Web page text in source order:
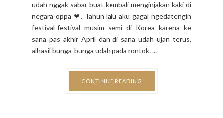
udah nggak sabar buat kembali menginjakan kaki di
negara oppa ❤. Tahun lalu aku gagal ngedatengin
festival-festival musim semi di Korea karena ke
sana pas akhir April dan di sana udah ujan terus,
alhasil bunga-bunga udah pada rontok. ...
CONTINUE READING